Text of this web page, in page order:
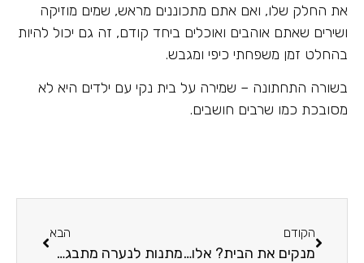
את החלק שלו, ואם אתם מתכוננים מראש, שמים מוזיקה
ושירים שאתם אוהבים ואוכלים ביחד קודם, זה גם יכול להיות
בהחלט זמן משפחתי כיפי ומגבש.
בשורה התחתונה – שמירה על בית נקי עם ילדים היא לא
מסובכת כמו שרבים חושבים.
הקודם
מנקים את הבית? אלו תוכניות הרדיו שינעימו את זמנכם
הבא
מתנות לנערה מתבגרת: רעיונות מקוריים למתנות בלתי נשכחות